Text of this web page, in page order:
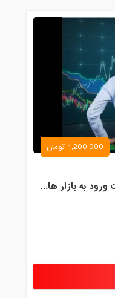
1,200,000 تومان
تحلیل تکنیکال مقدماتی جهت ورود به بازار های مالی (رمز ارز و فارکس )